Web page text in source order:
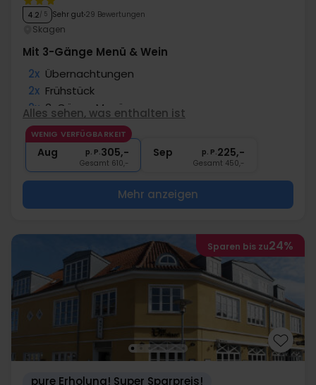
4.2/ 5 Sehr gut 29 Bewertungen
Skagen
Mit 3-Gänge Menü & Wein
2x Übernachtungen
2x Frühstück
2x 3-Gänge Menü
1x Kaffee zum Mitnehmen
1x Weinstunde von 15.00- 16.00
Alles sehen, was enthalten ist
WENIG VERFÜGBARKEIT
Aug p. P.305,-
Gesamt 610,-
Sep p. P.225,-
Gesamt 450,-
Mehr anzeigen
Sparen bis zu24%
pure Erholung! Super Sparpreis!